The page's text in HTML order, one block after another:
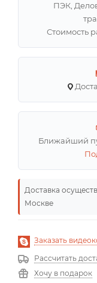
ПЭК,
Стоимость
Ближайший
Доставка
Москве
Заказать
Рассчитать
Хочу в подарок